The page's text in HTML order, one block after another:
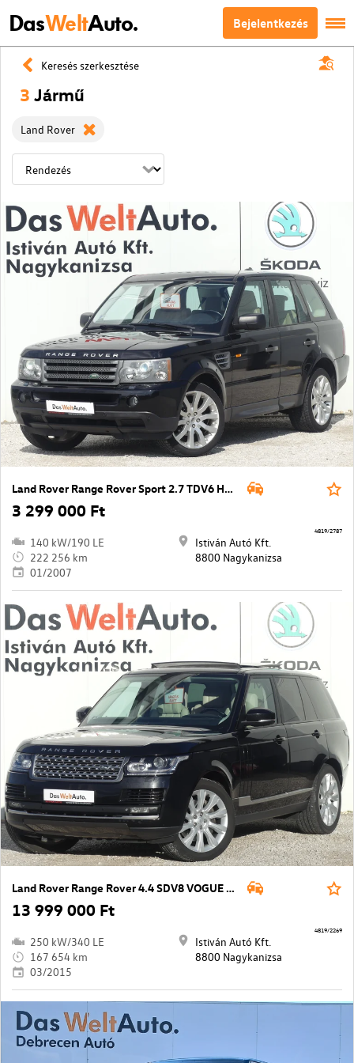
DasWeltAuto. Bejelentkezés
Keresés szerkesztése
3 Jármű
Land Rover
Land Rover Range Rover Sport 2.7 TDV6 HSE Aut.
3 299 000 Ft
140 kW/190 LE
222 256 km
01/2007
Istiván Autó Kft.
8800 Nagykanizsa
4819/2787
Land Rover Range Rover 4.4 SDV8 VOGUE Aut.
13 999 000 Ft
250 kW/340 LE
167 654 km
03/2015
Istiván Autó Kft.
8800 Nagykanizsa
4819/2269